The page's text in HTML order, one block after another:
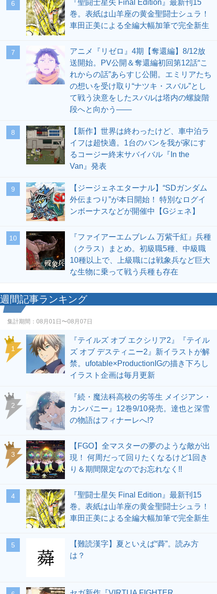
6
『聖闘士星矢 Final Edition』最新刊15
巻。表紙は山羊座の黄金聖闘士シュラ！
車田正美による全編大幅加筆で完全新生
7
アニメ『リゼロ』4期【奪還編】8/12放
送開始。PV公開＆奪還編初回第12話“こ
れからの話”あらすじ公開。エミリアたち
の想いを受け取り“ナツキ・スバル”とし
て戦う決意をしたスバルは塔内の螺旋階
段へと向かう――
8
【新作】世界は終わったけど、車中泊ラ
イフは超快適。1台のバンを我が家にす
るコージー終末サバイバル『In the
Van』発表
9
【ジージェネエターナル】“SDガンダム
外伝まつり”が本日開始！ 特別なログイ
ンボーナスなどが開催中【Gジェネ】
10
『ファイアーエムブレム 万紫千紅』兵種
（クラス）まとめ。初級職5種、中級職
10種以上で、上級職には戦象兵など巨大
な生物に乗って戦う兵種も存在
週間記事ランキング
集計期間： 08月01日〜08月07日
1
『テイルズ オブ エクシリア2』『テイル
ズ オブ デスティニー2』新イラストが解
禁。ufotable×ProductionIGの描き下ろし
イラスト企画は毎月更新
2
『続・魔法科高校の劣等生 メイジアン・
カンパニー』12巻9/10発売。達也と深雪
の物語はフィナーレへ!?
3
【FGO】全マスターの夢のような敵が出
現！ 何周だって回りたくなるけど1回き
り＆期間限定なのでお忘れなく!!
4
『聖闘士星矢 Final Edition』最新刊15
巻。表紙は山羊座の黄金聖闘士シュラ！
車田正美による全編大幅加筆で完全新生
5
【難読漢字】夏といえば“蕣”。読み方
は？